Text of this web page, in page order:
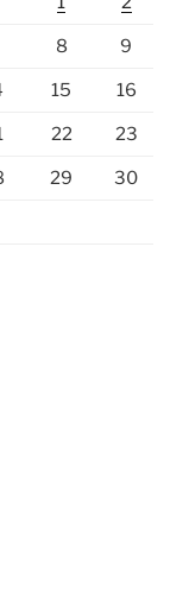
8 9
15 16
22 23
29 30